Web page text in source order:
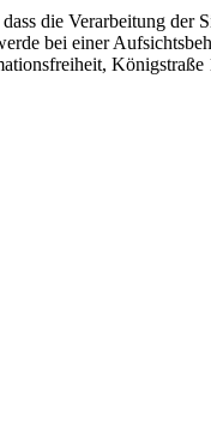
die Verarbeitung der
bei einer